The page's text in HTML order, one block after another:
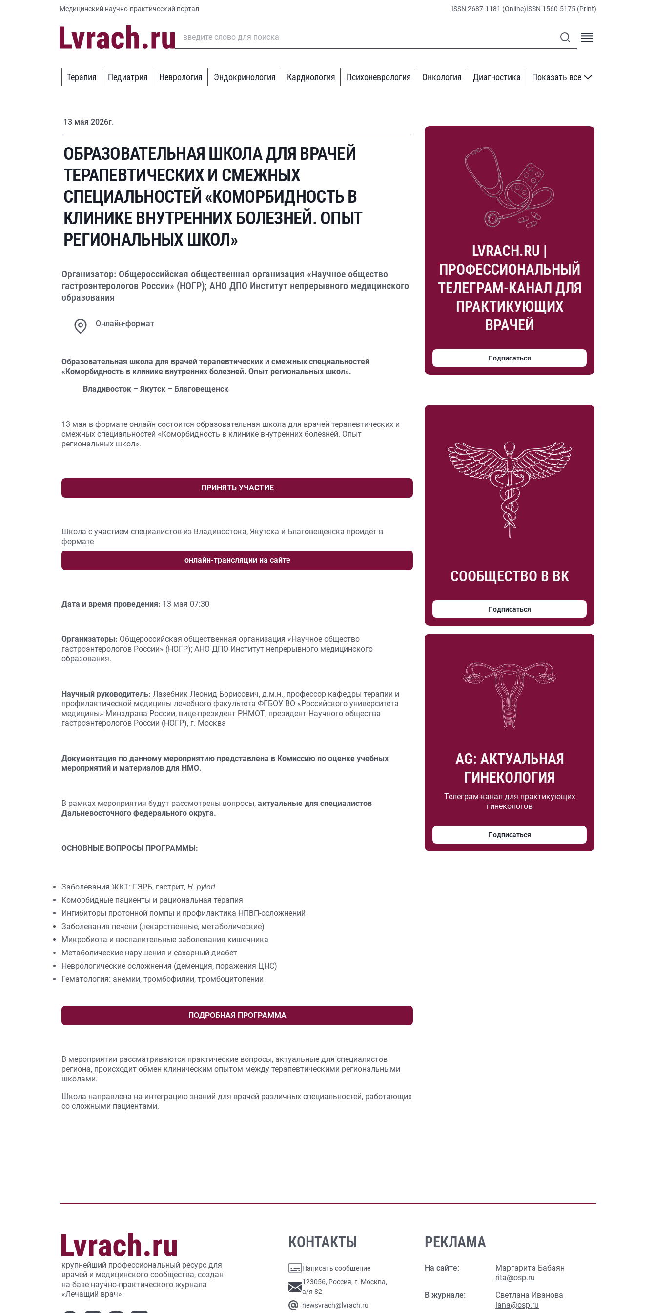
Медицинский научно-практический портал ISSN 2687-1181 (Online)ISSN 1560-5175 (Print)
Терапия Педиатрия Неврология Эндокринология Кардиология Психоневрология Онкология Диагностика Показать все
13 мая 2026г.
ОБРАЗОВАТЕЛЬНАЯ ШКОЛА ДЛЯ ВРАЧЕЙ
ТЕРАПЕВТИЧЕСКИХ И СМЕЖНЫХ
СПЕЦИАЛЬНОСТЕЙ «КОМОРБИДНОСТЬ В
КЛИНИКЕ ВНУТРЕННИХ БОЛЕЗНЕЙ. ОПЫТ
РЕГИОНАЛЬНЫХ ШКОЛ»
Организатор: Общероссийская общественная организация «Научное общество
гастроэнтерологов России» (НОГР); АНО ДПО Институт непрерывного медицинского
образования
Онлайн-формат
Образовательная школа для врачей терапевтических и смежных специальностей
«Коморбидность в клинике внутренних болезней. Опыт региональных школ».
Владивосток – Якутск – Благовещенск
13 мая в формате онлайн состоится образовательная школа для врачей терапевтических и
смежных специальностей «Коморбидность в клинике внутренних болезней. Опыт
региональных школ».
ПРИНЯТЬ УЧАСТИЕ
Школа с участием специалистов из Владивостока, Якутска и Благовещенска пройдёт в
формате
онлайн-трансляции на сайте
Дата и время проведения: 13 мая 07:30
Организаторы: Общероссийская общественная организация «Научное общество
гастроэнтерологов России» (НОГР); АНО ДПО Институт непрерывного медицинского
образования.
Научный руководитель: Лазебник Леонид Борисович, д.м.н., профессор кафедры терапии и
профилактической медицины лечебного факультета ФГБОУ ВО «Российского университета
медицины» Минздрава России, вице-президент РНМОТ, президент Научного общества
гастроэнтерологов России (НОГР), г. Москва
Документация по данному мероприятию представлена в Комиссию по оценке учебных
мероприятий и материалов для НМО.
В рамках мероприятия будут рассмотрены вопросы, актуальные для специалистов
Дальневосточного федерального округа.
ОСНОВНЫЕ ВОПРОСЫ ПРОГРАММЫ:
Заболевания ЖКТ: ГЭРБ, гастрит, H. pylori
Коморбидные пациенты и рациональная терапия
Ингибиторы протонной помпы и профилактика НПВП-осложнений
Заболевания печени (лекарственные, метаболические)
Микробиота и воспалительные заболевания кишечника
Метаболические нарушения и сахарный диабет
Неврологические осложнения (деменция, поражения ЦНС)
Гематология: анемии, тромбофилии, тромбоцитопении
ПОДРОБНАЯ ПРОГРАММА
В мероприятии рассматриваются практические вопросы, актуальные для специалистов
региона, происходит обмен клиническим опытом между терапевтическими региональными
школами.
Школа направлена на интеграцию знаний для врачей различных специальностей, работающих
со сложными пациентами.
LVRACH.RU |
ПРОФЕССИОНАЛЬНЫЙ
ТЕЛЕГРАМ-КАНАЛ ДЛЯ
ПРАКТИКУЮЩИХ
ВРАЧЕЙ
Подписаться
СООБЩЕСТВО В ВК
Подписаться
AG: АКТУАЛЬНАЯ
ГИНЕКОЛОГИЯ
Телеграм-канал для практикующих
гинекологов
Подписаться
крупнейший профессиональный ресурс для
врачей и медицинского сообщества, создан
на базе научно-практического журнала
«Лечащий врач».
КОНТАКТЫ
Написать сообщение
123056, Россия, г. Москва,
а/я 82
newsvrach@lvrach.ru
РЕКЛАМА
На сайте:
Маргарита Бабаян
rita@osp.ru
В журнале:
Светлана Иванова
lana@osp.ru